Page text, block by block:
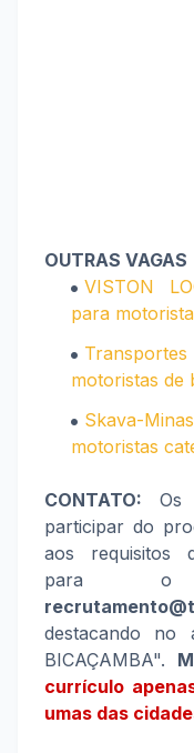
OUTRAS VAGAS
VISTON
para
motoristas de
Skava-
motoristas
CONTATO: Os
participar do
aos requisitos
para o
destacando no
BICAÇAMBA".
currículo
umas das